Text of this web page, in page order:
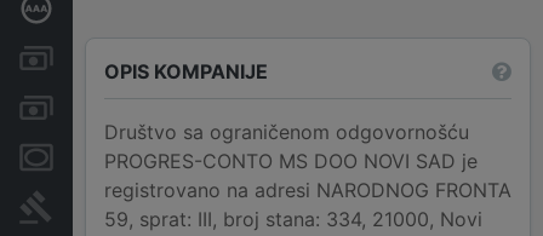
Menice i zaloge
Sudski sporovi
OPIS KOMPANIJE
Društvo sa ograničenom odgovornošću
PROGRES-CONTO MS DOO NOVI SAD je
registrovano na adresi NARODNOG FRONTA
59, sprat: III, broj stana: 334, 21000, Novi